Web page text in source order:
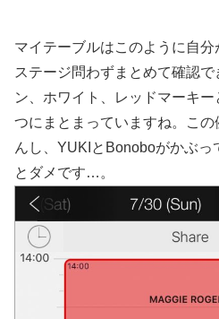
マイテーブルはこのように自
ステージ問わずまとめて確認
ン、ホワイト、レッドマーキ
つにまとまっていますね。こ
んし、YUKIとBonoboがかぶっ
とダメです…。